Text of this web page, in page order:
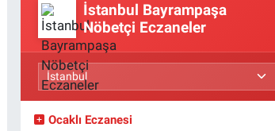
İstanbul Bayrampaşa
Nöbetçi Eczaneler
Ocaklı Eczanesi